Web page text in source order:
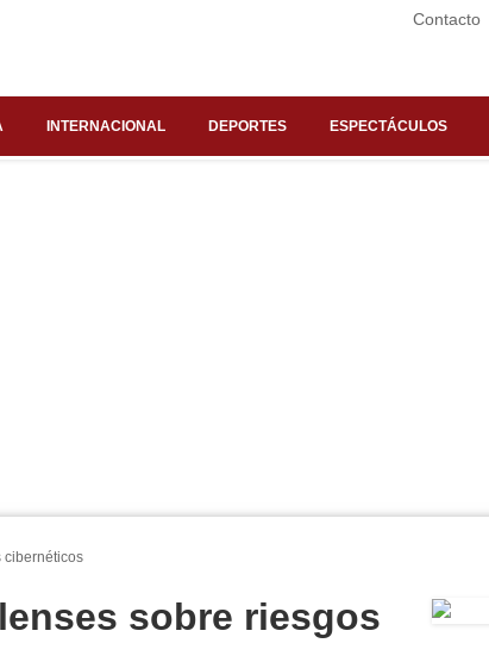
Contacto
INTERNACIONAL DEPORTES ESPECTÁCULOS
cibernéticos
sobre riesgos